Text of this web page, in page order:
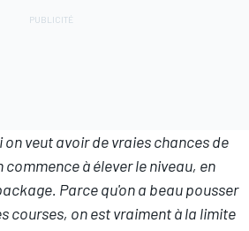
on veut avoir de vraies chances de
à élever le niveau, en
Parce qu'on a beau pousser
courses, on est vraiment à la limite